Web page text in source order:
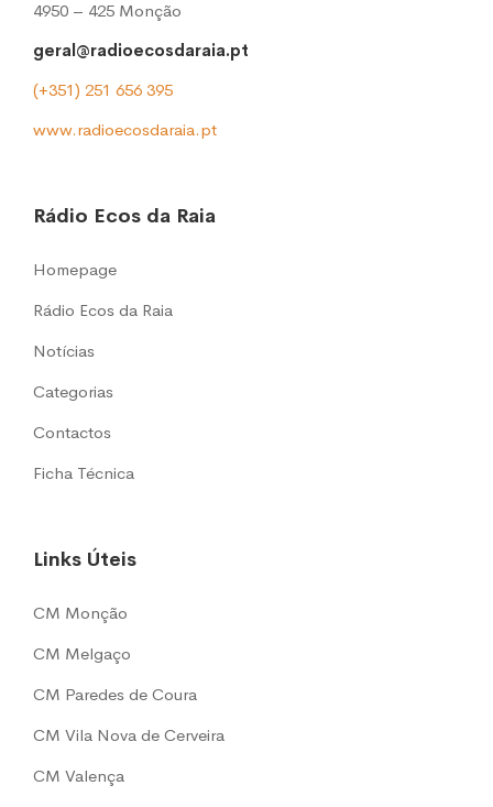
4950 – 425 Monção
geral@radioecosdaraia.pt
(+351) 251 656 395
www.radioecosdaraia.pt
Rádio Ecos da Raia
Homepage
Rádio Ecos da Raia
Notícias
Categorias
Contactos
Ficha Técnica
Links Úteis
CM Monção
CM Melgaço
CM Paredes de Coura
CM Vila Nova de Cerveira
CM Valença